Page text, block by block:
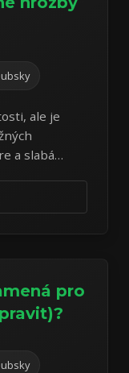
ale je
a slabá
pro